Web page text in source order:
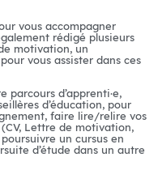
vous accompagner
rédigé plusieurs
motivation, un
vous assister dans ces
parcours d’apprenti·e,
d’éducation, pour
faire lire/relire vos
Lettre de motivation,
un cursus en
d’étude dans un autre